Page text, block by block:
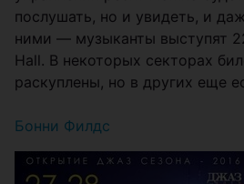
послушать, но и увидеть, и
ними — музыканты выступят
Hall. В некоторых секторах
раскуплены, но в других еще
Бонни Филдс